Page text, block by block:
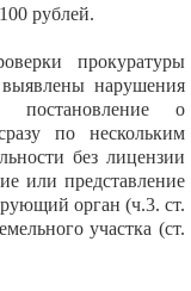
рублей.
прокуратуры
нарушения
постановление о
по нескольким
без лицензии
или представление
орган (ч.3. ст.
участка (ст.